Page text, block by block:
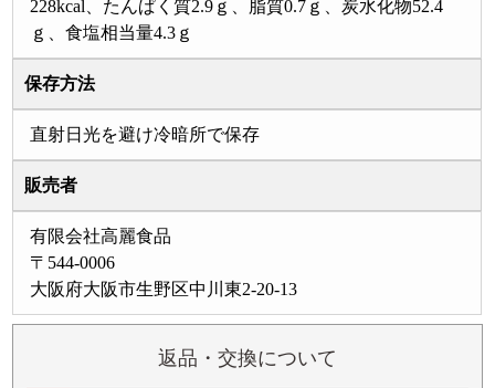
228kcal、たんぱく質2.9ｇ、脂質0.7ｇ、炭水化物52.4
ｇ、食塩相当量4.3ｇ
保存方法
直射日光を避け冷暗所で保存
販売者
有限会社高麗食品
〒544-0006
大阪府大阪市生野区中川東2-20-13
返品・交換について